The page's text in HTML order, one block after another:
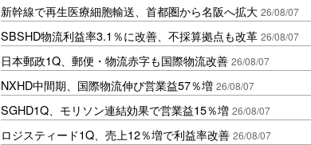
新幹線で再生医療細胞輸送、首都圏から名阪へ拡大 26/08/07
SBSHD物流利益率3.1％に改善、不採算拠点も改革 26/08/07
日本郵政1Q、郵便・物流赤字も国際物流改善 26/08/07
NXHD中間期、国際物流伸び営業益57％増 26/08/07
SGHD1Q、モリソン連結効果で営業益15％増 26/08/07
ロジスティード1Q、売上12％増で利益率改善 26/08/07